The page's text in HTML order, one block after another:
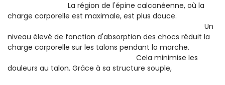
La région de l'épine calcanéenne, où la
charge corporelle est maximale, est plus douce.
Un
niveau élevé de fonction d'absorption des chocs réduit la
charge corporelle sur les talons pendant la marche.
Cela minimise les
douleurs au talon. Grâce à sa structure souple,